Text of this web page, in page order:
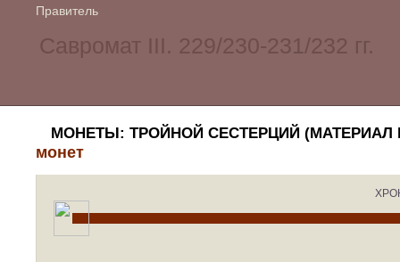
Правитель
МОНЕТЫ: ТРОЙНОЙ СЕСТЕРЦИЙ (МАТЕРИАЛ
монет